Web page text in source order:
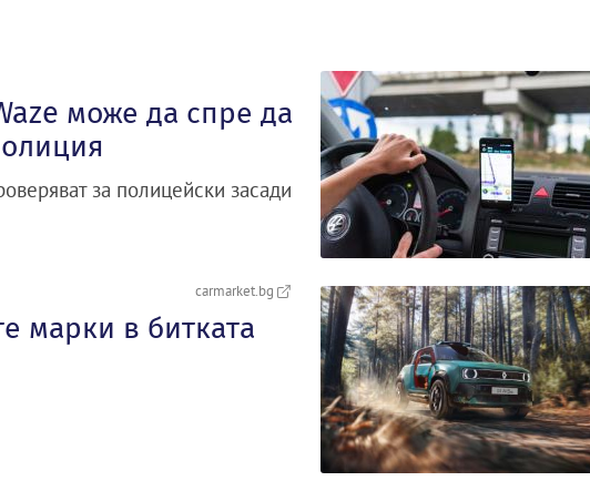
може да спре да
за полицейски засади
carmarket.bg
марки в битката